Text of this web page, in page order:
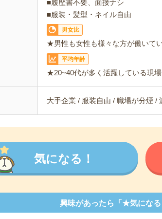
■履歴書不要、面接ナシ
■服装・髪型・ネイル自由
男女比
★男性も女性も様々な方が働いて
平均年齢
★20~40代が多く活躍している現場
大手企業 / 服装自由 / 職場が分煙 /
気になる！
興味があったら「★気になる